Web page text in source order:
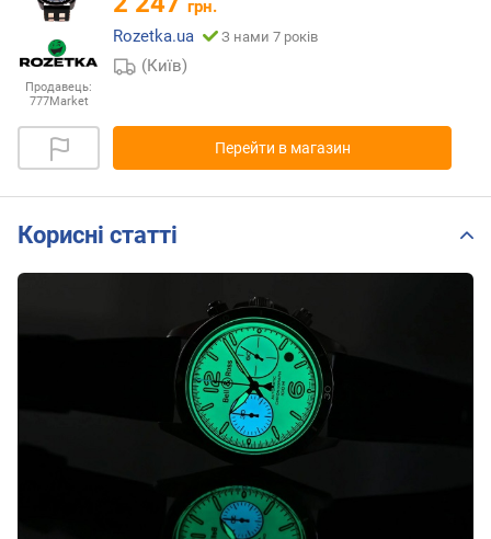
Продавець:
777Market
грн.
Rozetka.ua
З нами 7 років
(Київ)
Перейти в магазин
Корисні статті